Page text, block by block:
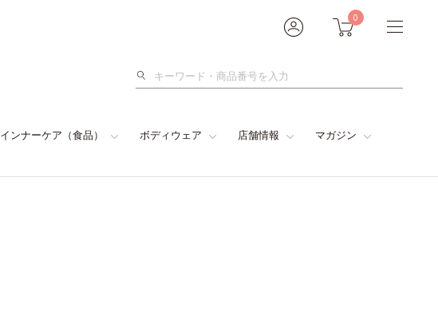
0
検
インナーケア（食品） ボディウェア 店舗情報 マガジン